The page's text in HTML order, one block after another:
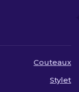
Couteaux
Stylet